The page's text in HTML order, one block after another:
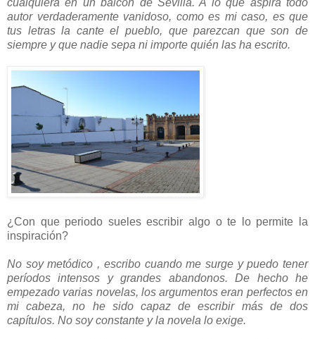
cualquiera en un balcón de Sevilla. A lo que aspira todo
autor verdaderamente vanidoso, como es mi caso, es que
tus letras la cante el pueblo, que parezcan que son de
siempre y que nadie sepa ni importe quién las ha escrito.
¿Con que periodo sueles escribir algo o te lo permite la
inspiración?
No soy metódico , escribo cuando me surge y puedo tener
períodos intensos y grandes abandonos. De hecho he
empezado varias novelas, los argumentos eran perfectos en
mi cabeza, no he sido capaz de escribir más de dos
capítulos. No soy constante y la novela lo exige.